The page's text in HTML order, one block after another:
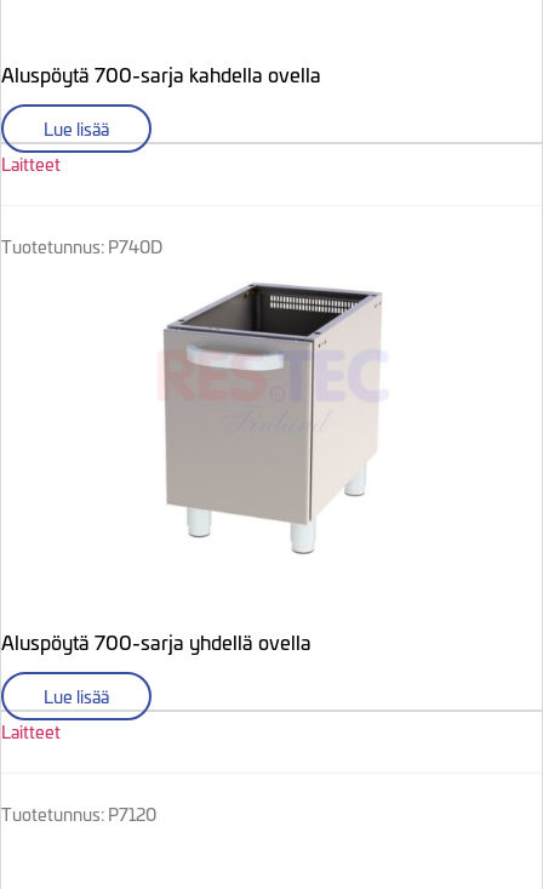
Aluspöytä 700-sarja kahdella ovella
Lue lisää
Laitteet
Tuotetunnus: P740D
Aluspöytä 700-sarja yhdellä ovella
Lue lisää
Laitteet
Tuotetunnus: P7120